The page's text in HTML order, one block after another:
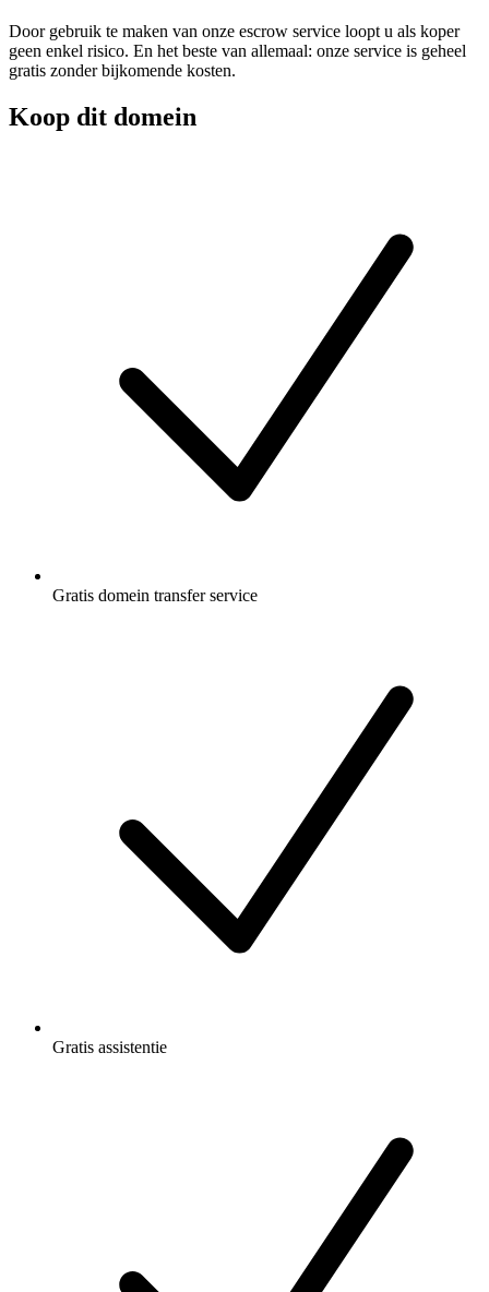
Door gebruik te maken van onze escrow service loopt u als koper
geen enkel risico. En het beste van allemaal: onze service is geheel
gratis zonder bijkomende kosten.
Koop dit domein
Gratis domein transfer service
Gratis assistentie